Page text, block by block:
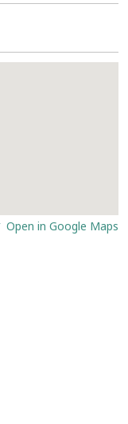
Open in Google Maps